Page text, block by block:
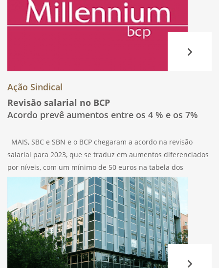
Ação Sindical
Revisão salarial no BCP
Acordo prevê aumentos entre os 4 % e os 7%
MAIS, SBC e SBN e o BCP chegaram a acordo na revisão
salarial para 2023, que se traduz em aumentos diferenciados
por níveis, com um mínimo de 50 euros na tabela dos
reformados. O subsídio de refeição sobe para